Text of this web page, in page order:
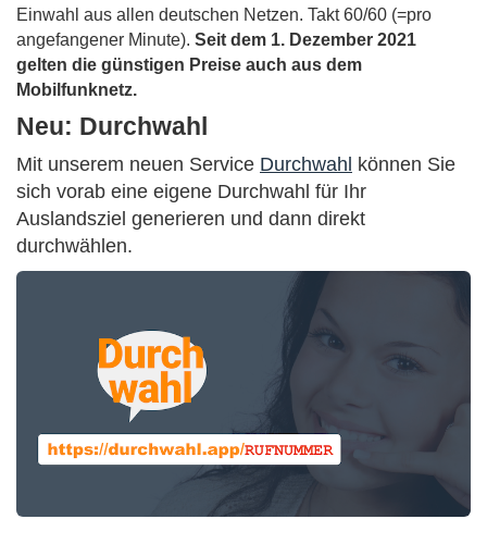
Einwahl aus allen deutschen Netzen. Takt 60/60 (=pro
angefangener Minute). Seit dem 1. Dezember 2021
gelten die günstigen Preise auch aus dem
Mobilfunknetz.
Neu: Durchwahl
Mit unserem neuen Service Durchwahl können Sie
sich vorab eine eigene Durchwahl für Ihr
Auslandsziel generieren und dann direkt
durchwählen.